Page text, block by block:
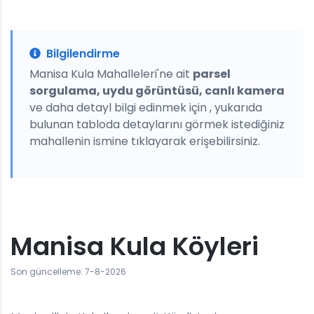
Bilgilendirme
Manisa Kula Mahalleleri'ne ait parsel
sorgulama, uydu görüntüsü, canlı kamera
ve daha detayl bilgi edinmek için , yukarıda
bulunan tabloda detaylarını görmek istediğiniz
mahallenin ismine tıklayarak erişebilirsiniz.
Manisa Kula Köyleri
Son güncelleme: 7-8-2026